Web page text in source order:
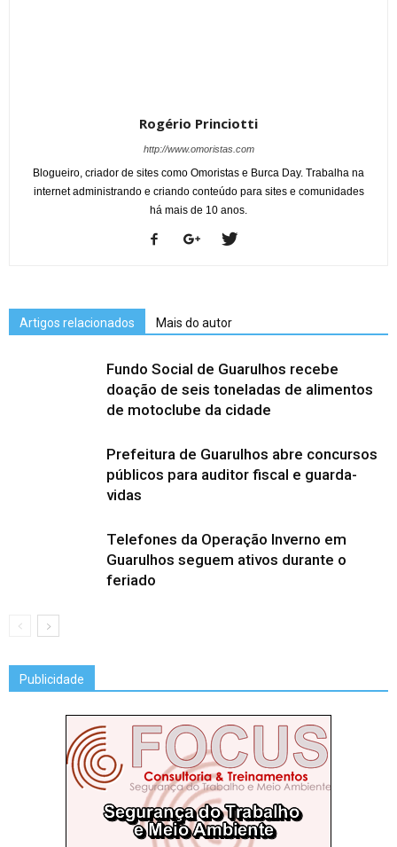
Rogério Princiotti
http://www.omoristas.com
Blogueiro, criador de sites como Omoristas e Burca Day. Trabalha na
internet administrando e criando conteúdo para sites e comunidades
há mais de 10 anos.
Artigos relacionados Mais do autor
Fundo Social de Guarulhos recebe
doação de seis toneladas de alimentos
de motoclube da cidade
Prefeitura de Guarulhos abre concursos
públicos para auditor fiscal e guarda-
vidas
Telefones da Operação Inverno em
Guarulhos seguem ativos durante o
feriado
Publicidade